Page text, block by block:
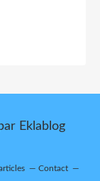
Eklablog
Contact